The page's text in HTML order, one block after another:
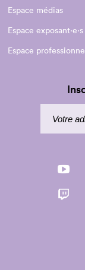
Espace médias
Espace exposant·e⋅s
Espace